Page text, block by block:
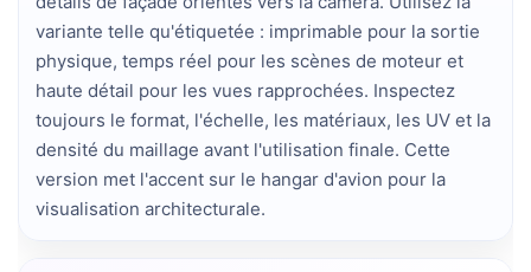
variante telle qu'étiquetée : imprimable pour la sortie
physique, temps réel pour les scènes de moteur et
haute détail pour les vues rapprochées. Inspectez
toujours le format, l'échelle, les matériaux, les UV et la
densité du maillage avant l'utilisation finale. Cette
version met l'accent sur le hangar d'avion pour la
visualisation architecturale.